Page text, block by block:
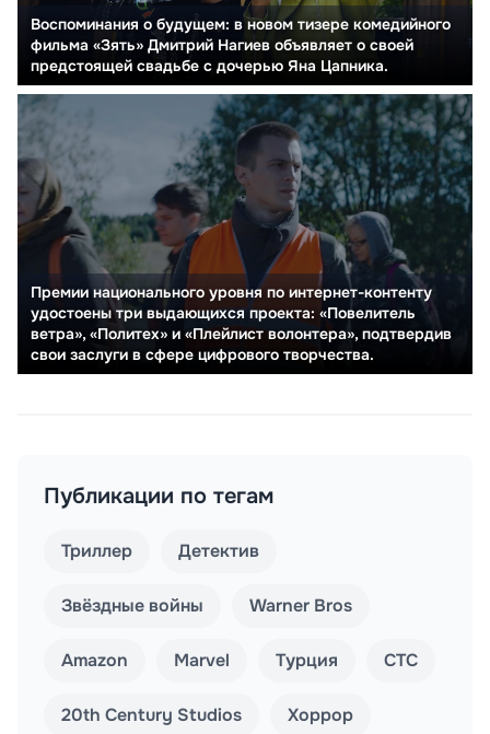
Воспоминания о будущем: в новом тизере комедийного
фильма «Зять» Дмитрий Нагиев объявляет о своей
предстоящей свадьбе с дочерью Яна Цапника.
Премии национального уровня по интернет-контенту
удостоены три выдающихся проекта: «Повелитель
ветра», «Политех» и «Плейлист волонтера», подтвердив
свои заслуги в сфере цифрового творчества.
Публикации по тегам
Триллер Детектив
Звёздные войны Warner Bros
Amazon Marvel Турция СТС
20th Century Studios Хоррор